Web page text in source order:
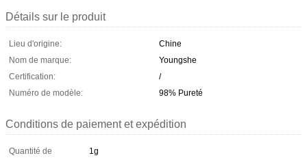
Détails sur le produit
Lieu d'origine:
Chine
Nom de marque:
Youngshe
Certification:
/
Numéro de modèle:
98% Pureté
Conditions de paiement et expédition
Quantité de
1g